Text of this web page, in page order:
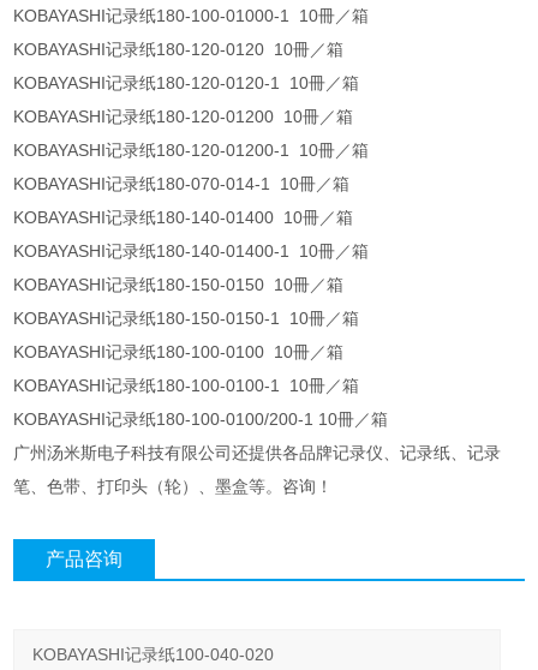
KOBAYASHI记录纸180-100-01000-1 10冊／箱
KOBAYASHI记录纸180-120-0120 10冊／箱
KOBAYASHI记录纸180-120-0120-1 10冊／箱
KOBAYASHI记录纸180-120-01200 10冊／箱
KOBAYASHI记录纸180-120-01200-1 10冊／箱
KOBAYASHI记录纸180-070-014-1 10冊／箱
KOBAYASHI记录纸180-140-01400 10冊／箱
KOBAYASHI记录纸180-140-01400-1 10冊／箱
KOBAYASHI记录纸180-150-0150 10冊／箱
KOBAYASHI记录纸180-150-0150-1 10冊／箱
KOBAYASHI记录纸180-100-0100 10冊／箱
KOBAYASHI记录纸180-100-0100-1 10冊／箱
KOBAYASHI记录纸180-100-0100/200-1 10冊／箱
广州汤米斯电子科技有限公司还提供各品牌记录仪、记录纸、记录
笔、色带、打印头（轮）、墨盒等。咨询！
产品咨询